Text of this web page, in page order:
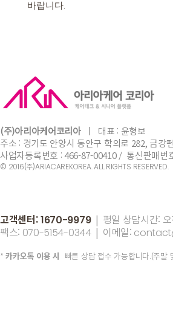
바랍니다.
(주)아리아케어코리아 ㅣ ​대표 : 윤형보
주소 : 경기도 안양시 동안구 학의로 282, 금강
사업자등록번호 : 466-87-00410 / 통신판매번
© 2016(주)ARIACAREKOREA. ALL RIGHTS RESERVED.
고객센터:1670-9979 | 평일 상담시간:
팩스: 070-5154-0344| 이메일:
*카카오톡 이용 시 빠른 상담 접수 가능합니다.(주말